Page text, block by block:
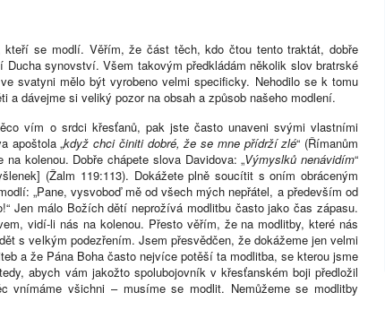
se modlí. Věřím, že část těch, kdo čtou tento traktát, dobře
synovství. Všem takovým předkládám několik slov bratrské
svatyni mělo být vyrobeno velmi specificky. Nehodilo se k tomu
a dávejme si veliký pozor na obsah a způsob našeho modlení.
vím o srdci křesťanů, pak jste často unaveni svými vlastními
apoštola „když chci činiti dobré, že se mne přídrží zlé“ (Římanům
kolenou. Dobře chápete slova Davidova: „Výmyslků nenávidím“
(Žalm 119:113). Dokážete plně soucítit s oním obráceným
„Pane, vysvoboď mě od všech mých nepřátel, a především od
Jen málo Božích dětí neprožívá modlitbu často jako čas zápasu.
vidí-li nás na kolenou. Přesto věřím, že na modlitby, které nás
s velkým podezřením. Jsem přesvědčen, že dokážeme jen velmi
a že Pána Boha často nejvíce potěší ta modlitba, se kterou jsme
abych vám jakožto spolubojovník v křesťanském boji předložil
vnímáme všichni – musíme se modlit. Nemůžeme se modlitby